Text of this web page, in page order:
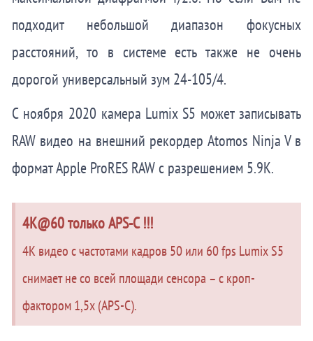
подходит небольшой диапазон фокусных
расстояний, то в системе есть также не очень
дорогой универсальный зум 24-105/4.
С ноября 2020 камера Lumix S5 может записывать
RAW видео на внешний рекордер Atomos Ninja V в
формат Apple ProRES RAW с разрешением 5.9K.
4K@60 только APS-C !!!
4K видео с частотами кадров 50 или 60 fps Lumix S5
снимает не со всей площади сенсора – с кроп-
фактором 1,5x (APS-C).